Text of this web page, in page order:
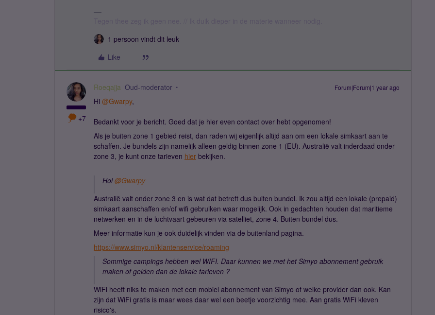
1 persoon vindt dit leuk
Like
+7
Roeqajja Oud-moderator Forum|Forum|1 year ago
Hi ​ @Gwarpy,
Bedankt voor je bericht. Goed dat je hier even contact over hebt opgenomen!
Als je buiten zone 1 gebied reist, dan raden wij eigenlijk altijd aan om een lokale simkaart aan te
schaffen. Je bundels zijn namelijk alleen geldig binnen zone 1 (EU). Australië valt inderdaad onder
zone 3, je kunt onze tarieven hier bekijken.
Hoi ​@Gwarpy
Australië valt onder zone 3 en is wat dat betreft dus buiten bundel. Ik zou altijd een lokale (prepaid)
simkaart aanschaffen en/of wifi gebruiken waar mogelijk. Ook in gedachten houden dat maritieme
netwerken en in de luchtvaart gebeuren via satelliet, zone 4. Buiten bundel dus.
Meer informatie kun je ook duidelijk vinden via de buitenland pagina.
https://www.simyo.nl/klantenservice/roaming
Sommige campings hebben wel WIFI. Daar kunnen we met het Simyo abonnement gebruik
maken of gelden dan de lokale tarieven ?
WiFi heeft niks te maken met een mobiel abonnement van Simyo of welke provider dan ook. Kan
zijn dat WiFi gratis is maar wees daar wel een beetje voorzichtig mee. Aan gratis WiFi kleven
risico's.